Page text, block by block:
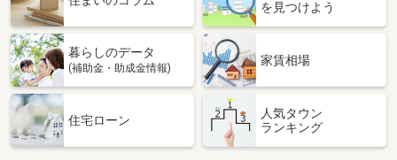
を見つけよう
暮らしのデータ
(補助金・助成金情報)
家賃相場
住宅ローン
人気タウン
ランキング